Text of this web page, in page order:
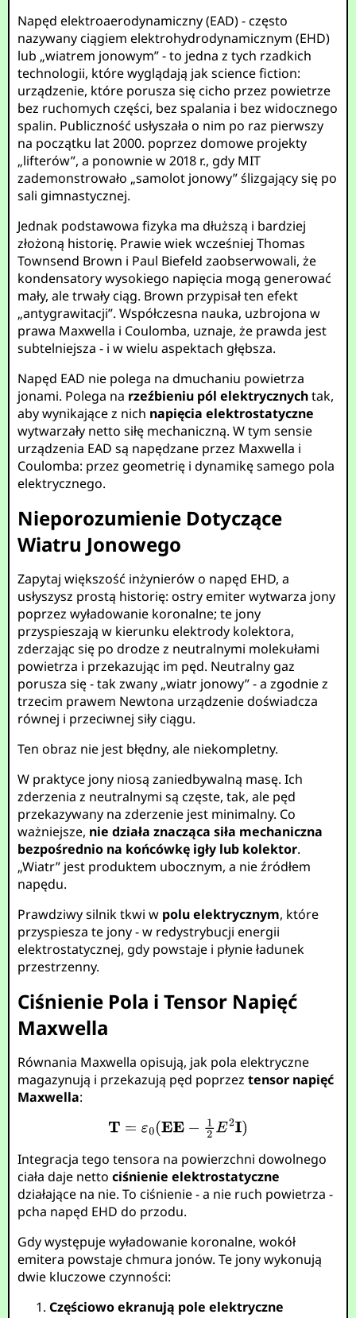
Napęd elektroaerodynamiczny (EAD) - często
nazywany ciągiem elektrohydrodynamicznym (EHD)
lub „wiatrem jonowym” - to jedna z tych rzadkich
technologii, które wyglądają jak science fiction:
urządzenie, które porusza się cicho przez powietrze
bez ruchomych części, bez spalania i bez widocznego
spalin. Publiczność usłyszała o nim po raz pierwszy
na początku lat 2000. poprzez domowe projekty
„lifterów”, a ponownie w 2018 r., gdy MIT
zademonstrowało „samolot jonowy” ślizgający się po
sali gimnastycznej.
Jednak podstawowa fizyka ma dłuższą i bardziej
złożoną historię. Prawie wiek wcześniej Thomas
Townsend Brown i Paul Biefeld zaobserwowali, że
kondensatory wysokiego napięcia mogą generować
mały, ale trwały ciąg. Brown przypisał ten efekt
„antygrawitacji”. Współczesna nauka, uzbrojona w
prawa Maxwella i Coulomba, uznaje, że prawda jest
subtelniejsza - i w wielu aspektach głębsza.
Napęd EAD nie polega na dmuchaniu powietrza
jonami. Polega na rzeźbieniu pól elektrycznychtak,
aby wynikające z nich napięcia elektrostatyczne
wytwarzały netto siłę mechaniczną. W tym sensie
urządzenia EAD są napędzane przez Maxwella i
Coulomba: przez geometrię i dynamikę samego pola
elektrycznego.
Nieporozumienie Dotyczące
Wiatru Jonowego
Zapytaj większość inżynierów o napęd EHD, a
usłyszysz prostą historię: ostry emiter wytwarza jony
poprzez wyładowanie koronalne; te jony
przyspieszają w kierunku elektrody kolektora,
zderzając się po drodze z neutralnymi molekułami
powietrza i przekazując im pęd. Neutralny gaz
porusza się - tak zwany „wiatr jonowy” - a zgodnie z
trzecim prawem Newtona urządzenie doświadcza
równej i przeciwnej siły ciągu.
Ten obraz nie jest błędny, ale niekompletny.
W praktyce jony niosą zaniedbywalną masę. Ich
zderzenia z neutralnymi są częste, tak, ale pęd
przekazywany na zderzenie jest minimalny. Co
ważniejsze, nie działa znacząca siła mechaniczna
bezpośrednio na końcówkę igły lub kolektor.
„Wiatr” jest produktem ubocznym, a nie źródłem
napędu.
Prawdziwy silnik tkwi w polu elektrycznym, które
przyspiesza te jony - w redystrybucji energii
elektrostatycznej, gdy powstaje i płynie ładunek
przestrzenny.
Ciśnienie Pola i Tensor Napięć
Maxwella
Równania Maxwella opisują, jak pola elektryczne
magazynują i przekazują pęd poprzeztensor napięć
Maxwella:
Integracja tego tensora na powierzchni dowolnego
ciała daje nettociśnienie elektrostatyczne
działające na nie. To ciśnienie - a nie ruch powietrza -
pcha napęd EHD do przodu.
Gdy występuje wyładowanie koronalne, wokół
emitera powstaje chmura jonów. Te jony wykonują
dwie kluczowe czynności:
Częściowo ekranują pole elektryczne